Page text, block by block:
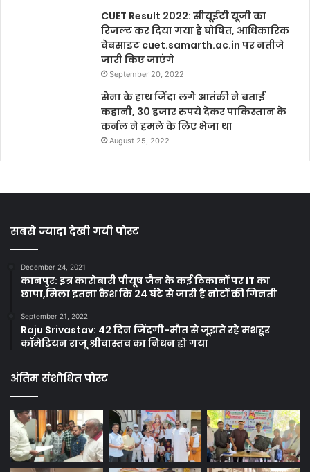
CUET Result 2022: सीयूईटी यूजी का
रिजल्ट कर दिया गया है घोषित, आधिकारिक
वेबसाइट cuet.samarth.ac.in पर नतीजे
जारी किए जाएंगे
September 20, 2022
सेना के हाथ जिंदा लगे आतंकी ने बताई
कहानी, 30 हजार रुपये देकर पाकिस्तान के
कर्नल ने हमले के लिए भेजा था
August 25, 2022
सबसे ज्यादा देखी गयी पोस्ट
December 24, 2021
कानपुर: इत्र कारोबारी पीयूष जैन के कई ठिकानों पर IT का
छापा,मिला इतना कैश कि 24 घंटे से जारी है नोटों की गिनती
September 21, 2022
Raju Srivastav: 42 दिन जिंदगी-मौत से जूझते रहे मशहूर
कॉमेडियन राजू श्रीवास्तव का निधन हो गया
अंतिम संशोधित पोस्ट